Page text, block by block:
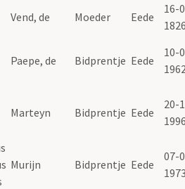
Vend, de Moeder Eede
16-
Paepe, de Bidprentje Eede
10-
Marteyn Bidprentje Eede
20-
Murijn Bidprentje Eede
07-